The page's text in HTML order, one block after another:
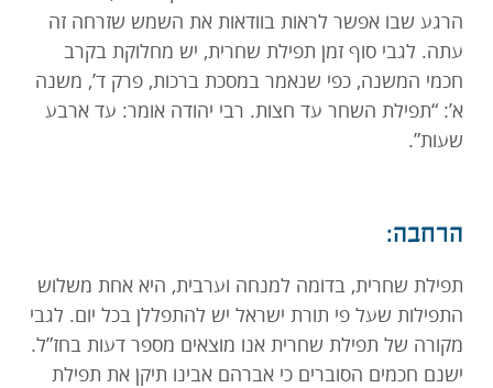
הרגע שבו אפשר לראות בוודאות את השמש שזרחה זה
עתה. לגבי סוף זמן תפילת שחרית, יש מחלוקת בקרב
חכמי המשנה, כפי שנאמר במסכת ברכות, פרק ד’, משנה
א’: “תפילת השחר עד חצות. רבי יהודה אומר: עד ארבע
שעות”.
הרחבה:
תפילת שחרית, בדומה למנחה וערבית, היא אחת משלוש
התפילות שעל פי תורת ישראל יש להתפללן בכל יום. לגבי
מקורה של תפילת שחרית אנו מוצאים מספר דעות בחז”ל.
ישנם חכמים הסוברים כי אברהם אבינו תיקן את תפילת